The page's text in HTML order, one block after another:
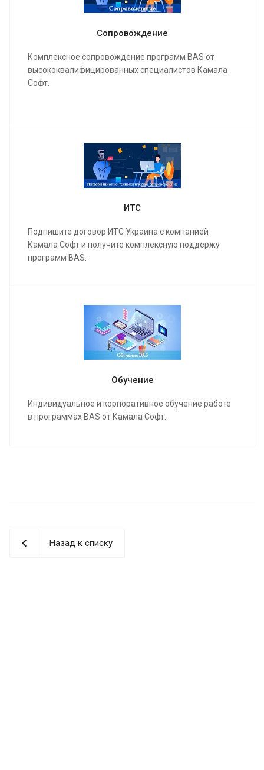
Сопровождение
Комплексное сопровождение программ BAS от
высококвалифицированных специалистов Камала
Софт.
ИТС
Подпишите договор ИТС Украина с компанией
Камала Софт и получите комплексную поддержу
программ BAS.
Обучение
Индивидуальное и корпоративное обучение работе
в программах BAS от Камала Софт.
Назад к списку